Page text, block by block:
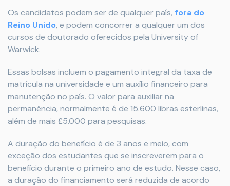
Os candidatos podem ser de qualquer país, fora do
Reino Unido, e podem concorrer a qualquer um dos
cursos de doutorado oferecidos pela University of
Warwick.
Essas bolsas incluem o pagamento integral da taxa de
matrícula na universidade e um auxílio financeiro para
manutenção no país. O valor para auxiliar na
permanência, normalmente é de 15.600 libras esterlinas,
além de mais £5.000 para pesquisas.
A duração do benefício é de 3 anos e meio, com
exceção dos estudantes que se inscreverem para o
benefício durante o primeiro ano de estudo. Nesse caso,
a duração do financiamento será reduzida de acordo